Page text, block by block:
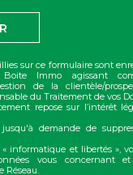
sur ce formulaire sont
Immo agissant
de la clientèle/
du Traitement de vos
repose sur l’intérêt
jusqu'à demande de
informatique et libertés »,
vous concernant
Réseau.